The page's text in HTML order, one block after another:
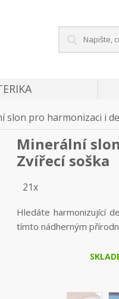
slon pro harmonizaci i
Minerální
Zvířecí soška
21x
Hledáte harmonizující
tímto nádherným